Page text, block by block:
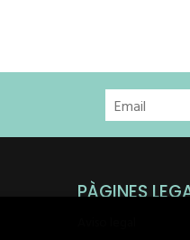
PÀGINES